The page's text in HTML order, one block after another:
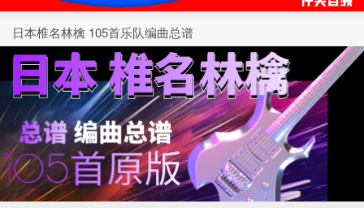
日本椎名林檎 105首乐队编曲总谱